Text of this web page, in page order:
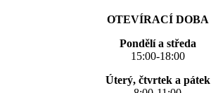
OTEVÍRACÍ DOBA
Pondělí a středa
15:00-18:00
Úterý, čtvrtek a pátek